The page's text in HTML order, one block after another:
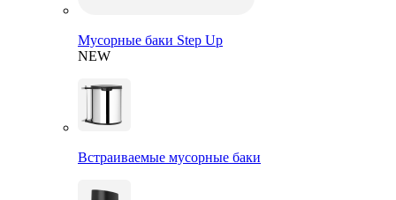
Мусорные баки Step Up
NEW
Встраиваемые мусорные баки